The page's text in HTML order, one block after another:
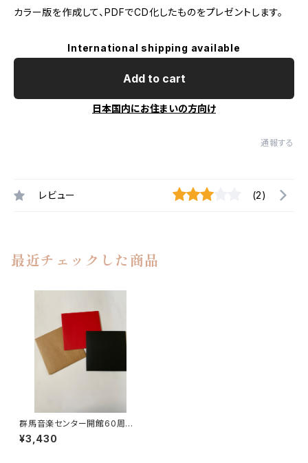
カラー版を作成して、PDFでCD化したものをプレゼントします。
International shipping available
Add to cart
日本国内にお住まいの方向け
通報する
レビュー (2)
最近チェックした商品
群馬音楽センター開館60周年
記念誌 1冊 ＋群馬レガシー
（プレゼント）
¥3,430